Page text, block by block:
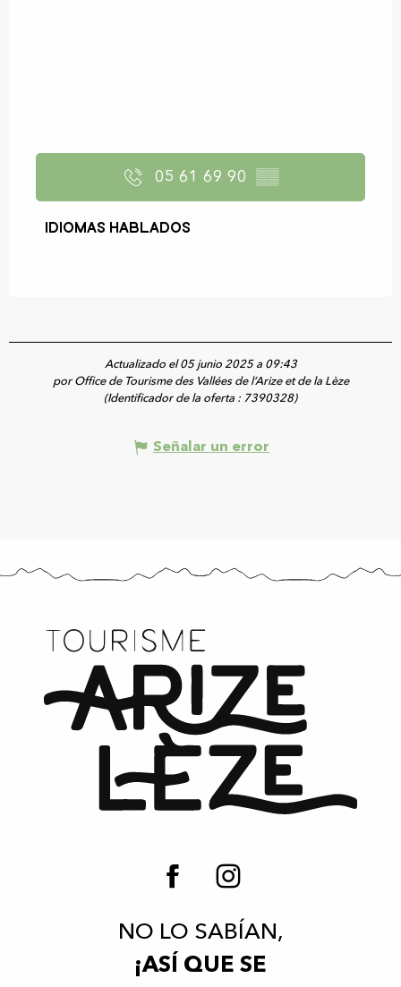
05 61 69 90 ▒▒
Idiomas hablados
Idiomas hablados
Actualizado el 05 junio 2025 a 09:43
por Office de Tourisme des Vallées de l’Arize et de la Lèze
(Identificador de la oferta : 7390328)
Señalar un error
NO LO SABÍAN,
¡ASÍ QUE SE